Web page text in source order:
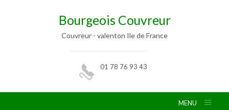
Bourgeois Couvreur
Couvreur - valenton Ile de France
01 78 76 93 43
MENU